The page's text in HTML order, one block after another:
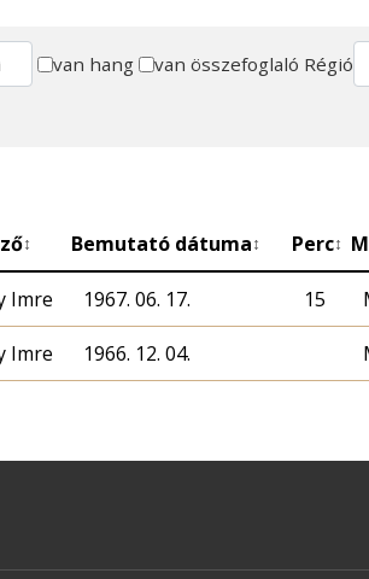
van hang van összefoglaló Régió
↕ Bemutató dátuma↕ Perc↕
Imre 1967. 06. 17. 15
Imre 1966. 12. 04.